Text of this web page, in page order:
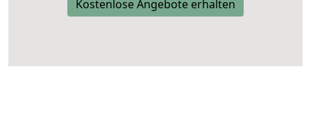
Kostenlose Angebote erhalten